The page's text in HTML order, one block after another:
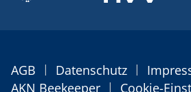
AGB | Datenschutz |
AKN Beekeeper | Cookie-